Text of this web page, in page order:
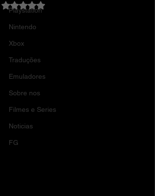
Playstation
Nintendo
Xbox
Traduções
Emuladores
Sobre nos
Filmes e Series
Noticias
FG
Avaliado com NaN de 5 estrelas.